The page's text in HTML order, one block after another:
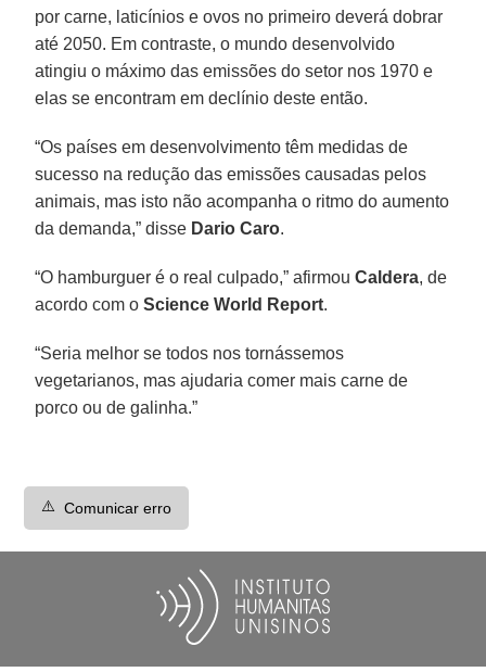
por carne, laticínios e ovos no primeiro deverá dobrar
até 2050. Em contraste, o mundo desenvolvido
atingiu o máximo das emissões do setor nos 1970 e
elas se encontram em declínio deste então.
“Os países em desenvolvimento têm medidas de
sucesso na redução das emissões causadas pelos
animais, mas isto não acompanha o ritmo do aumento
da demanda,” disse Dario Caro.
“O hamburguer é o real culpado,” afirmouCaldera, de
acordo com oScience World Report.
“Seria melhor se todos nos tornássemos
vegetarianos, mas ajudaria comer mais carne de
porco ou de galinha.”
⚠️ Comunicar erro